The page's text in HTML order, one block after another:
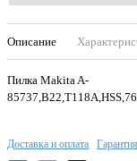
Описание
Пилка Makita A-
Доставка и оплата